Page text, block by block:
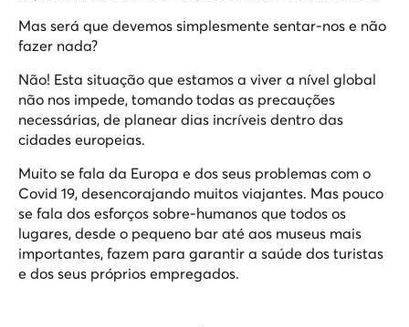
Mas será que devemos simplesmente sentar-nos e não
fazer nada?
Não! Esta situação que estamos a viver a nível global
não nos impede, tomando todas as precauções
necessárias, de planear dias incríveis dentro das
cidades europeias.
Muito se fala da Europa e dos seus problemas com o
Covid 19, desencorajando muitos viajantes. Mas pouco
se fala dos esforços sobre-humanos que todos os
lugares, desde o pequeno bar até aos museus mais
importantes, fazem para garantir a saúde dos turistas
e dos seus próprios empregados.